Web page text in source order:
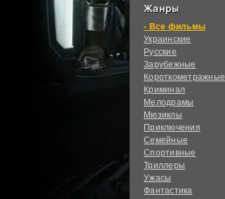
Жанры
фильмы
Украинcкие
Русские
Зарубежные
Короткометражные
Криминал
Мелодрамы
Мюзиклы
Приключения
Семейные
Спортивные
Триллеры
Ужасы
Фантастика